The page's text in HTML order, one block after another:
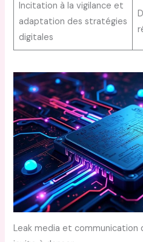
Incitation à la vigilance et
adaptation des stratégies
digitales
Leak media et